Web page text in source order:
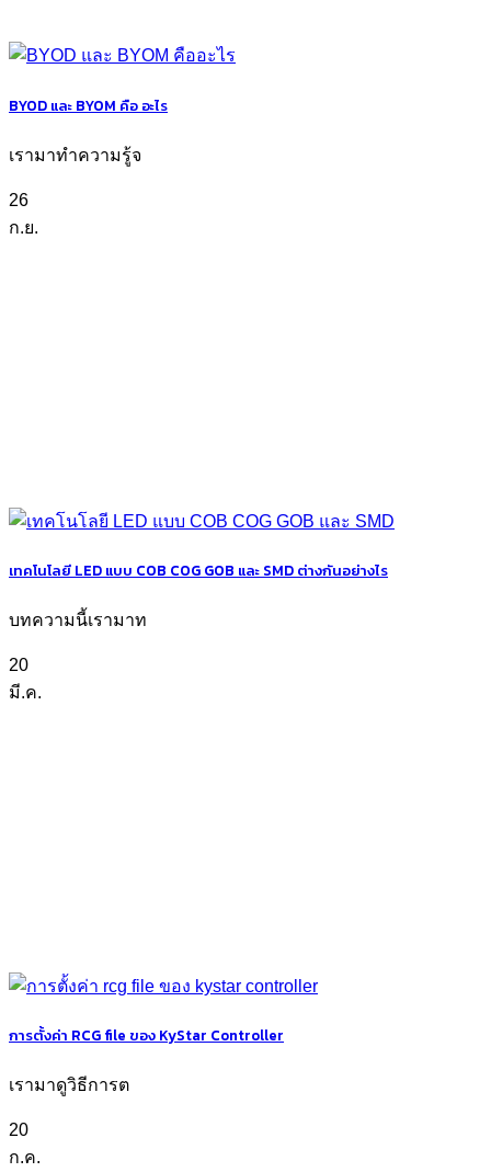
BYOD และ BYOM คือ อะไร
เรามาทำความรู้จ
26
ก.ย.
เทคโนโลยี LED แบบ COB COG GOB และ SMD ต่างกันอย่างไร
บทความนี้เรามาท
20
มี.ค.
การตั้งค่า RCG file ของ KyStar Controller
เรามาดูวิธีการต
20
ก.ค.